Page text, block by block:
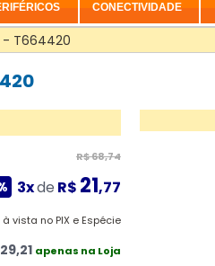
CONECTIVIDADE
- T664420
R$ 68,74
3xde R$ 21,77
à vista no PIX e Espécie
apenas na Loja